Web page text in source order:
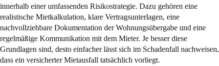
innerhalb einer umfassenden Risikostrategie. Dazu gehören eine
realistische Mietkalkulation, klare Vertragsunterlagen, eine
nachvollziehbare Dokumentation der Wohnungsübergabe und eine
regelmäßige Kommunikation mit dem Mieter. Je besser diese
Grundlagen sind, desto einfacher lässt sich im Schadenfall nachweisen,
dass ein versicherter Mietausfall tatsächlich vorliegt.